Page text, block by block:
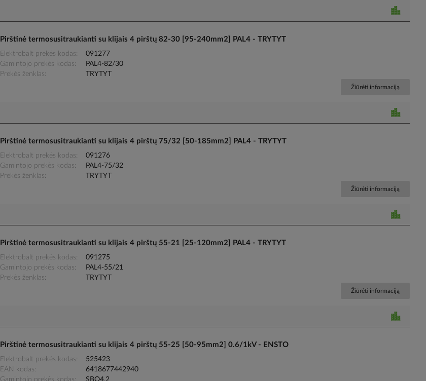
Pirštinė termosusitraukianti su klijais 4 pirštų 82-30 [95-240mm2] PAL4 - TRYTYT
Elektrobalt prekės kodas
091277
Gamintojo prekės kodas
PAL4-82/30
Prekės ženklas
TRYTYT
Žiūrėti informaciją
Pirštinė termosusitraukianti su klijais 4 pirštų 75/32 [50-185mm2] PAL4 - TRYTYT
Elektrobalt prekės kodas
091276
Gamintojo prekės kodas
PAL4-75/32
Prekės ženklas
TRYTYT
Žiūrėti informaciją
Pirštinė termosusitraukianti su klijais 4 pirštų 55-21 [25-120mm2] PAL4 - TRYTYT
Elektrobalt prekės kodas
091275
Gamintojo prekės kodas
PAL4-55/21
Prekės ženklas
TRYTYT
Žiūrėti informaciją
Pirštinė termosusitraukianti su klijais 4 pirštų 55-25 [50-95mm2] 0.6/1kV - ENSTO
Elektrobalt prekės kodas
525423
EAN kodas
6418677442940